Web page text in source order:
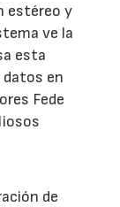
estéreo y
ve la
esta
en
Fede
de